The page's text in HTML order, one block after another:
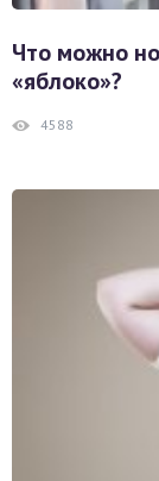
Что можно
«яблоко»?
4588